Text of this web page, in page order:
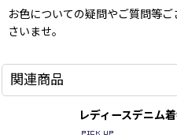
お色についての疑問やご質問等
さいませ。
関連商品
レディースデニム